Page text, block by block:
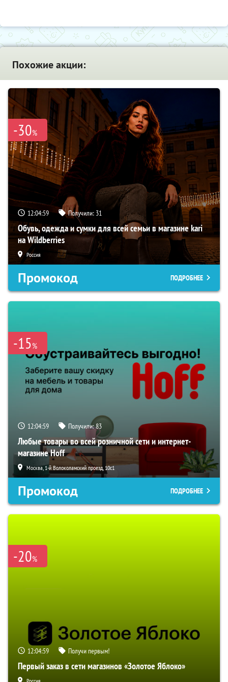
Похожие акции:
-30%
12:04:59 Получили: 31
Обувь, одежда и сумки для всей семьи в магазине kari
на Wildberries
Россия
Промокод ПОДРОБНЕЕ
-15%
12:04:59 Получили:83
Любые товары во всей розничной сети и интернет-
магазине Hoff
Москва, 1-й Волоколамский проезд, 10с1
Промокод ПОДРОБНЕЕ
-20%
12:04:59 Получи первым!
Первый заказ в сети магазинов «Золотое Яблоко»